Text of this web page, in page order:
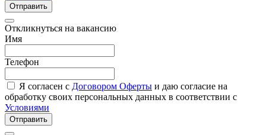
Отправить
Откликнуться на вакансию
Имя
Телефон
Я согласен с Договором Оферты и даю согласие на
обработку своих персональных данных в соответствии с
Условиями
Отправить